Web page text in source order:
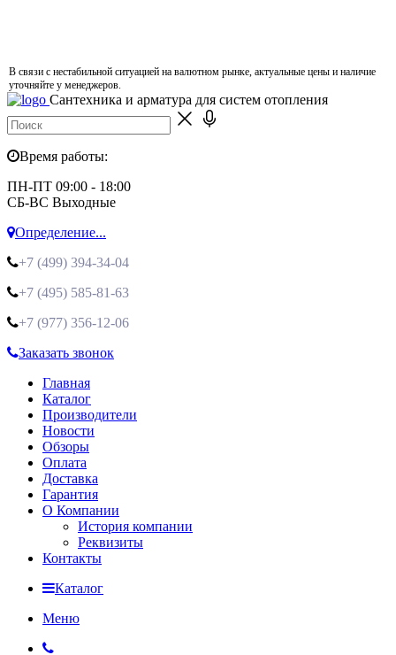
В связи с нестабильной ситуацией на валютном рынке, актуальные цены и наличие
уточняйте у менеджеров.
Сантехника и арматура для систем отопления
Время работы:
ПН-ПТ 09:00 - 18:00
СБ-ВС Выходные
Определение...
+7 (499) 394-34-04
+7 (495) 585-81-63
+7 (977) 356-12-06
Заказать звонок
Главная
Каталог
Производители
Новости
Обзоры
Оплата
Доставка
Гарантия
О Компании
История компании
Реквизиты
Контакты
Каталог
Меню